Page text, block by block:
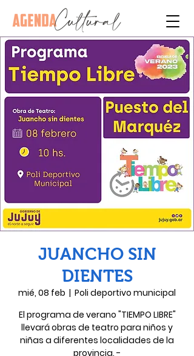
JUANCHO SIN
DIENTES
mié, 08 feb
  |
Poli deportivo municipal
El programa de verano "TIEMPO LIBRE"
llevará obras de teatro para niños y
niñas a diferentes localidades de la
provincia. -